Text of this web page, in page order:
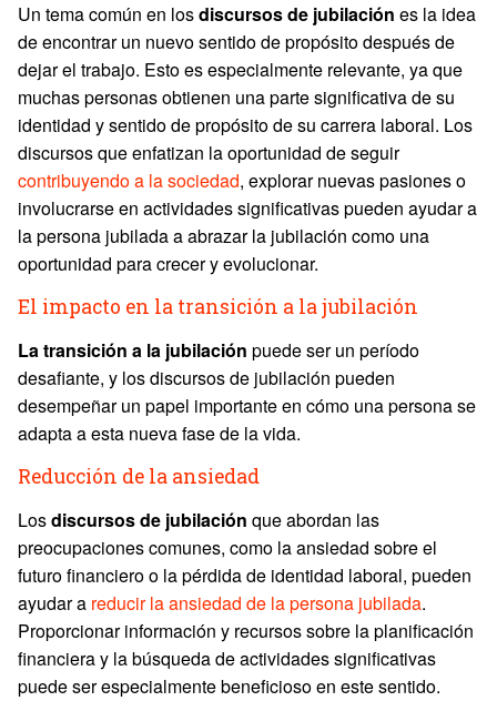
Un tema común en losdiscursos de jubilación es la idea
de encontrar un nuevo sentido de propósito después de
dejar el trabajo. Esto es especialmente relevante, ya que
muchas personas obtienen una parte significativa de su
identidad y sentido de propósito de su carrera laboral. Los
discursos que enfatizan la oportunidad de seguir
contribuyendo a la sociedad, explorar nuevas pasiones o
involucrarse en actividades significativas pueden ayudar a
la persona jubilada a abrazar la jubilación como una
oportunidad para crecer y evolucionar.
El impacto en la transición a la jubilación
La transición a la jubilación puede ser un período
desafiante, y los discursos de jubilación pueden
desempeñar un papel importante en cómo una persona se
adapta a esta nueva fase de la vida.
Reducción de la ansiedad
Losdiscursos de jubilación que abordan las
preocupaciones comunes, como la ansiedad sobre el
futuro financiero o la pérdida de identidad laboral, pueden
ayudar a reducir la ansiedad de la persona jubilada.
Proporcionar información y recursos sobre la planificación
financiera y la búsqueda de actividades significativas
puede ser especialmente beneficioso en este sentido.